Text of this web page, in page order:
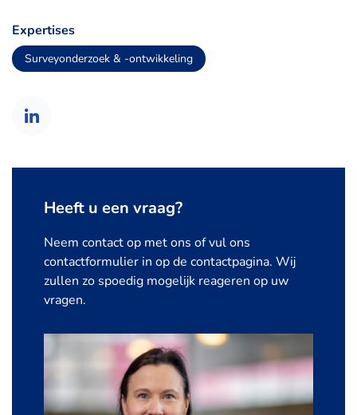
Expertises
Surveyonderzoek & -ontwikkeling
Heeft u een vraag?
Neem contact op met ons of vul ons
contactformulier in op de contactpagina. Wij
zullen zo spoedig mogelijk reageren op uw
vragen.